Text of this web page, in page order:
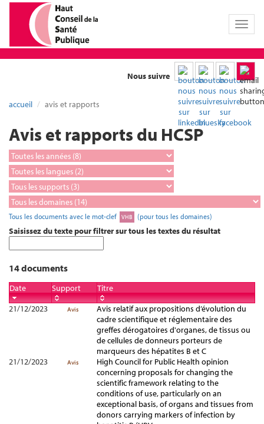
Toggle
Nous suivre
accueil avis et rapports
Avis et rapports du HCSP
Tous les documents avec le mot-clef VHB (pour tous les domaines)
Saisissez du texte pour filtrer sur tous les textes du résultat
14 documents
Date Support
Titre
21/12/2023
Avis
Avis relatif aux propositions d’évolution du
cadre scientifique et réglementaire des
greffes dérogatoires d'organes, de tissus ou
de cellules de donneurs porteurs de
marqueurs des hépatites B et C
21/12/2023
Avis
High Council for Public Health opinion
concerning proposals for changing the
scientific framework relating to the
conditions of use, particularly on an
exceptional basis, of organs and tissues from
donors carrying markers of infection by